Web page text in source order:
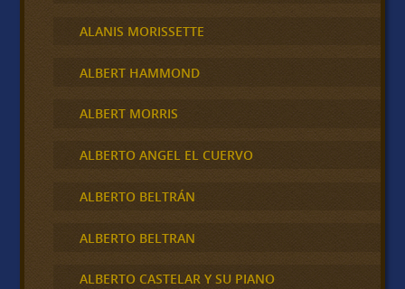
ALANIS MORISSETTE
ALBERT HAMMOND
ALBERT MORRIS
ALBERTO ANGEL EL CUERVO
ALBERTO BELTRÁN
ALBERTO BELTRAN
ALBERTO CASTELAR Y SU PIANO